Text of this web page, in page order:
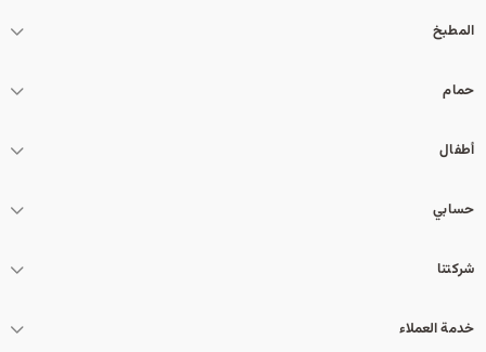
المطبخ
حمام
أطفال
حسابي
شركتنا
خدمة العملاء